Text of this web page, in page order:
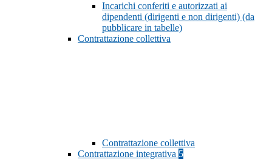
Incarichi conferiti e autorizzati ai
dipendenti (dirigenti e non dirigenti) (da
pubblicare in tabelle)
Contrattazione collettiva
Contrattazione collettiva
Contrattazione integrativa 5